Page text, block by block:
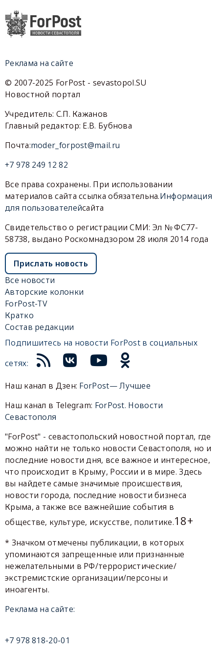
Реклама на сайте
© 2007-2025 ForPost - sevastopol.SU
Новостной портал
Учредитель: С.П. Кажанов
Главный редактор: Е.В. Бубнова
Почта:moder_forpost@mail.ru
+7 978 249 12 82
Все права сохранены. При использовании
материалов сайта ссылка обязательна.Информация
для пользователейсайта
Свидетельство о регистрации СМИ: Эл № ФС77-
58738, выдано Роскомнадзором 28 июля 2014 года
Прислать новость
Все новости
Авторские колонки
ForPost-TV
Кратко
Состав редакции
Подпишитесь на новости ForPost в социальных
сетях:
Наш канал в Дзен: ForPost— Лучшее
Наш канал в Telegram: ForPost. Новости
Севастополя
"ForPost" - севастопольский новостной портал, где
можно найти не только новости Севастополя, но и
последние новости дня, все важное и интересное,
что происходит в Крыму, России и в мире. Здесь
вы найдете самые значимые происшествия,
новости города, последние новости бизнеса
Крыма, а также все важнейшие события в
обществе, культуре, искусстве, политике.18+
* Значком отмечены публикации, в которых
упоминаются запрещенные или признанные
нежелательными в РФ/террористические/
экстремистские организации/персоны и
иноагенты.
Реклама на сайте:
+7 978 818-20-01